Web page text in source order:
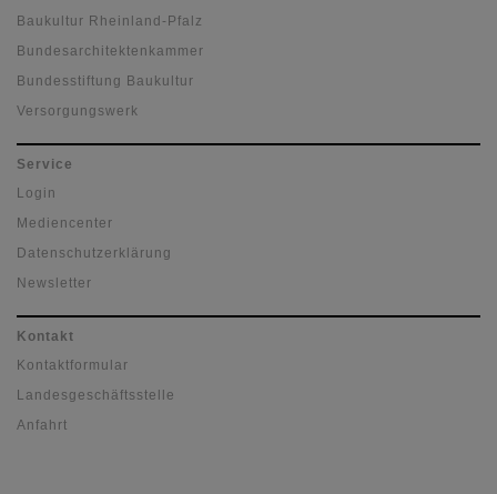
Baukultur Rheinland-Pfalz
Bundesarchitektenkammer
Bundesstiftung Baukultur
Versorgungswerk
Service
Login
Mediencenter
Datenschutzerklärung
Newsletter
Kontakt
Kontaktformular
Landesgeschäftsstelle
Anfahrt